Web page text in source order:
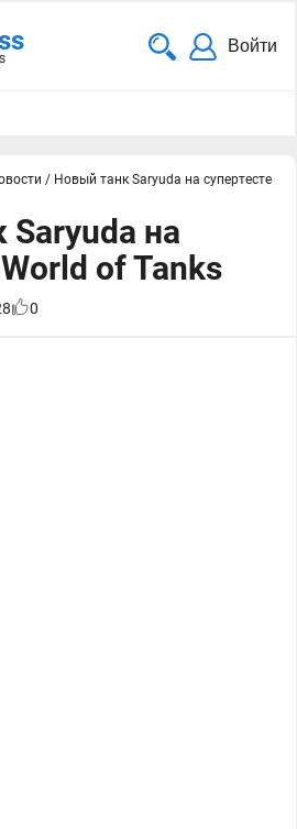
Войти
/ Новый танк Saryuda на супертесте
на
of Tanks
0